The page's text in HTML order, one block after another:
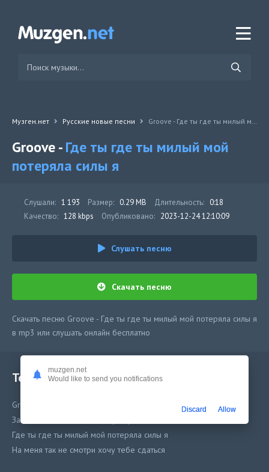
Музген.нет Русские новые песни Groove - Где ты где ты милый мой потеряла силы я
Groove -Где ты где ты милый мой
потеряла силы я
Слушали: 1 193 Размер: 0.29 MB Длительность: 0:18
Качество: 128 kbps Опубликовано: 2023-12-24 12:10:09
Слушать песню
Скачать песню
Скачать песню Groove - Где ты где ты милый мой потеряла силы я
в mp3 или слушать онлайн бесплатно
Текст песни
Groove - Где ты где ты милый мой потеряла силы я
Заметаю все следы нам пора прощаться
Где ты где ты милый мой потеряла силы я
На меня так не смотри хочу тебе сдаться
muzgen.net
Would like to send you notifications
Discard Allow